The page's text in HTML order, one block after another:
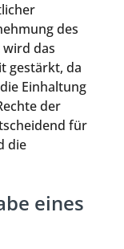
des
wird das
gestärkt, da
Einhaltung
der
für
die
eines